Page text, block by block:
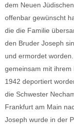
dem Neuen
offenbar gewünscht
die die Familie
den Bruder Joseph
und ermordet
gemeinsam mit
1942 deportiert
die Schwester
Frankfurt am Main
Joseph wurde in der